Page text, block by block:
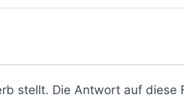
stellt. Die Antwort auf diese